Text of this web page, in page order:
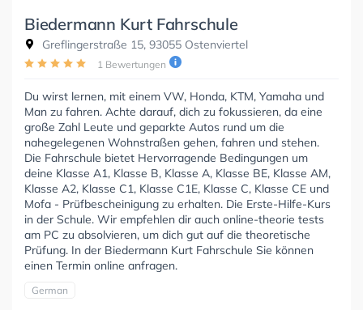
Biedermann Kurt Fahrschule
Greflingerstraße 15, 93055 Ostenviertel
1 Bewertungen
Du wirst lernen, mit einem VW, Honda, KTM, Yamaha und
Man zu fahren. Achte darauf, dich zu fokussieren, da eine
große Zahl Leute und geparkte Autos rund um die
nahegelegenen Wohnstraßen gehen, fahren und stehen.
Die Fahrschule bietet Hervorragende Bedingungen um
deine Klasse A1, Klasse B, Klasse A, Klasse BE, Klasse AM,
Klasse A2, Klasse C1, Klasse C1E, Klasse C, Klasse CE und
Mofa - Prüfbescheinigung zu erhalten. Die Erste-Hilfe-Kurs
in der Schule. Wir empfehlen dir auch online-theorie tests
am PC zu absolvieren, um dich gut auf die theoretische
Prüfung. In der Biedermann Kurt Fahrschule Sie können
einen Termin online anfragen.
German